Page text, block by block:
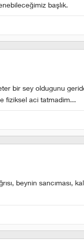
başlık.
bir sey oldugunu
fiziksel aci tatmadim...
beynin sancıması,